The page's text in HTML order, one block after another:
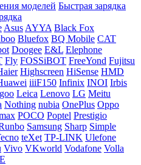
моделей Быстрая зарядка
Asus AYYA Black Fox
Bluefox BQ Mobile CAT
Doogee E&L Elephone
Fly FOSSiBOT FreeYond Fujitsu
Highscreen HiSense HMD
iiiF150 Infinix INOI Irbis
Leica Lenovo LG Meitu
Nothing nubia OnePlus Oppo
POCO Poptel Prestigio
Samsung Sharp Simple
teXet TP-LINK Ulefone
Vivo VKworld Vodafone Volla